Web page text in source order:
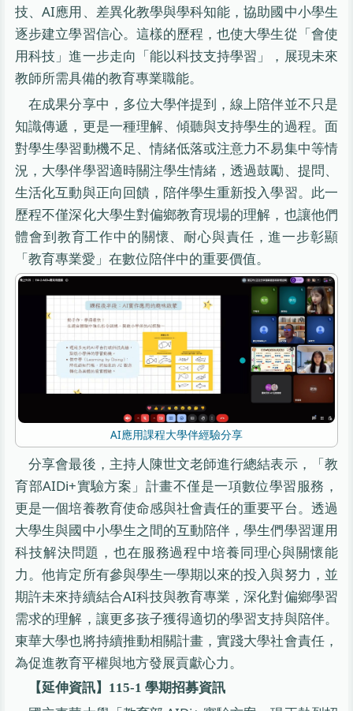
技、AI應用、差異化教學與學科知能，協助國中小學生
逐步建立學習信心。這樣的歷程，也使大學生從「會使
用科技」進一步走向「能以科技支持學習」，展現未來
教師所需具備的教育專業職能。
在成果分享中，多位大學伴提到，線上陪伴並不只是
知識傳遞，更是一種理解、傾聽與支持學生的過程。面
對學生學習動機不足、情緒低落或注意力不易集中等情
況，大學伴學習適時關注學生情緒，透過鼓勵、提問、
生活化互動與正向回饋，陪伴學生重新投入學習。此一
歷程不僅深化大學生對偏鄉教育現場的理解，也讓他們
體會到教育工作中的關懷、耐心與責任，進一步彰顯
「教育專業愛」在數位陪伴中的重要價值。
AI應用課程大學伴經驗分享
分享會最後，主持人陳世文老師進行總結表示，「教
育部AIDi+實驗方案」計畫不僅是一項數位學習服務，
更是一個培養教育使命感與社會責任的重要平台。透過
大學生與國中小學生之間的互動陪伴，學生們學習運用
科技解決問題，也在服務過程中培養同理心與關懷能
力。他肯定所有參與學生一學期以來的投入與努力，並
期許未來持續結合AI科技與教育專業，深化對偏鄉學習
需求的理解，讓更多孩子獲得適切的學習支持與陪伴。
東華大學也將持續推動相關計畫，實踐大學社會責任，
為促進教育平權與地方發展貢獻心力。
【延伸資訊】115-1 學期招募資訊